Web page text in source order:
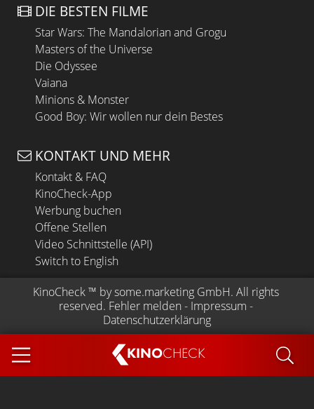
KINOCHECK
DIE BESTEN FILME
Star Wars: The Mandalorian and Grogu
Masters of the Universe
Die Odyssee
Vaiana
Minions & Monster
Good Boy: Wir wollen nur dein Bestes
KONTAKT UND MEHR
Kontakt & FAQ
KinoCheck-App
Werbung buchen
Offene Stellen
Video Schnittstelle (API)
Switch to English
KinoCheck ™ by some.marketing GmbH. All rights
reserved. Fehler melden - Impressum -
Datenschutzerklärung